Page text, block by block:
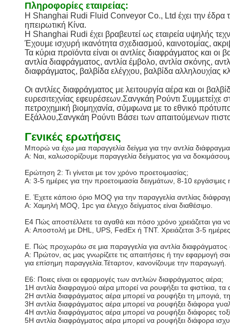
Πληροφορίες εταιρείας:
Η Shanghai Rudi Fluid Conveyor Co., Ltd έχει την έδρα
ηπειρωτική Κίνα.
Η Shanghai Rudi έχει βραβευτεί ως εταιρεία υψηλής
Έχουμε ισχυρή ικανότητα σχεδιασμού, καινοτομίας,
Τα κύρια προϊόντα είναι οι αντλίες διαφράγματος και
αντλία διαφράγματος, αντλία έμβολο, αντλία σκόνης,
διαφράγματος, βαλβίδα ελέγχου, βαλβίδα αλληλουχίας
Οι αντλίες διαφράγματος με λειτουργία αέρα και οι
ευρεσιτεχνίας εφευρέσεων.Σανγκάη Ρούντι Συμμετείχε
πετροχημική βιομηχανία, σύμφωνα με το εθνικό
Εξάλλου,Σανγκάη Ρούντι Βάσει των απαιτούμενων
Γενικές ερωτήσεις
Μπορώ να έχω μια παραγγελία δείγμα για την αντλία
Α: Ναι, καλωσορίζουμε παραγγελία δείγματος για να
Ερώτηση 2: Τι γίνεται με τον χρόνο προετοιμασίας;
Α: 3-5 ημέρες για την προετοιμασία δειγμάτων, 8-10
Ε. Έχετε κάποιο όριο MOQ για την παραγγελία αντλίας
Α: Χαμηλή MOQ, 1pc για έλεγχο δείγματος είναι διαθέσιμο.
Ε4 Πώς αποστέλλετε τα αγαθά και πόσο χρόνο χρειάζεται για
Α: Αποστολή με DHL, UPS, FedEx ή TNT. Χρειάζεται 3-5
Ε. Πώς προχωράω σε μια παραγγελία για αντλία διαφράγματος
Α: Πρώτον, ας μας γνωρίζετε τις απαιτήσεις ή την εφαρμογή
για επίσημη παραγγελία.Τέταρτον, κανονίζουμε την παραγωγή.
Ε6: Ποιες είναι οι εφαρμογές των αντλιών διαφράγματος αέρα;
1Η αντλία διαφραγμού αέρα μπορεί να ρουφήξει τα φιστίκια,
2Η αντλία διαφράγματος αέρα μπορεί να ρουφήξει τη μπογιά,
3Η αντλία διαφράγματος αέρα μπορεί να ρουφήξει διάφορα
4Η αντλία διαφράγματος αέρα μπορεί να ρουφήξει διάφορες
5Η αντλία διαφράγματος αέρα μπορεί να ρουφήξει διάφορα